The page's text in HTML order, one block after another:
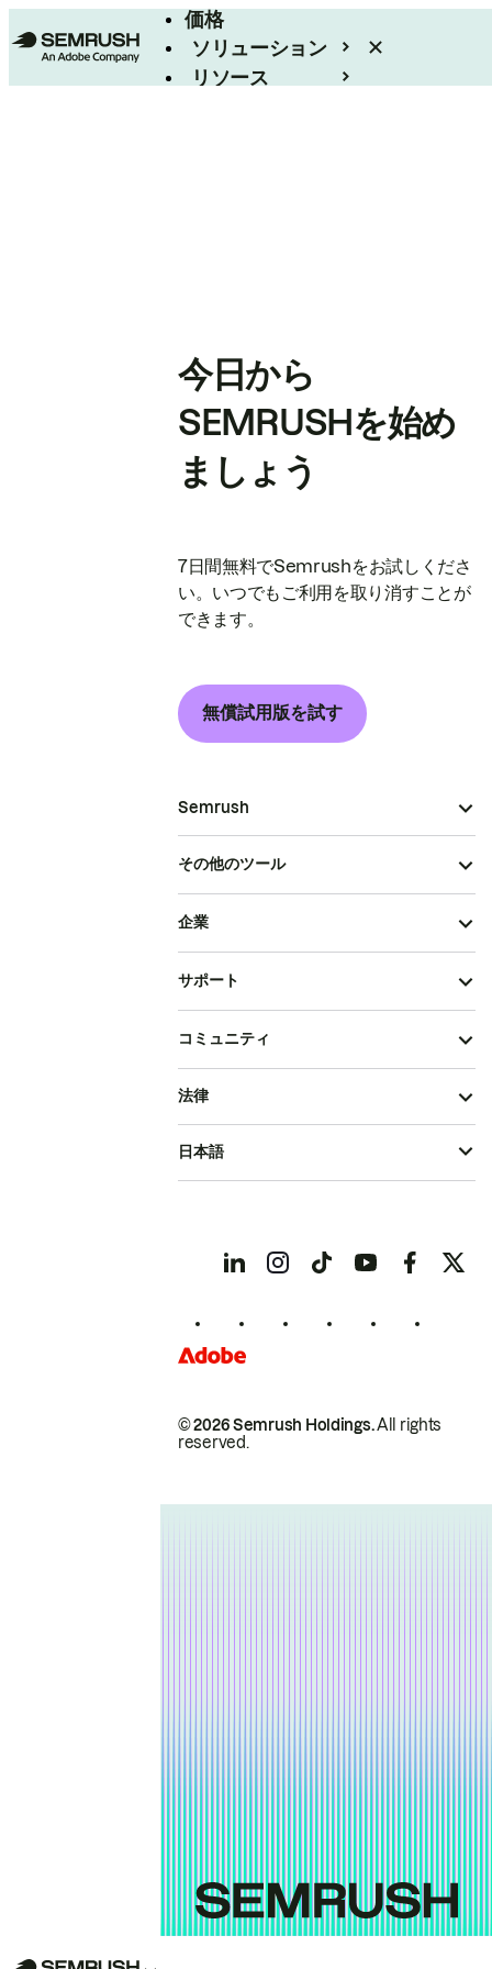
価格
ソリューション
リソース
今日から
SEMRUSHを始め
ましょう
7日間無料でSemrushをお試しくださ
い。いつでもご利用を取り消すことが
できます。
無償試用版を試す
Semrush
その他のツール
企業
サポート
コミュニティ
© 2026 Semrush Holdings.All rights
reserved.
法律
日本語